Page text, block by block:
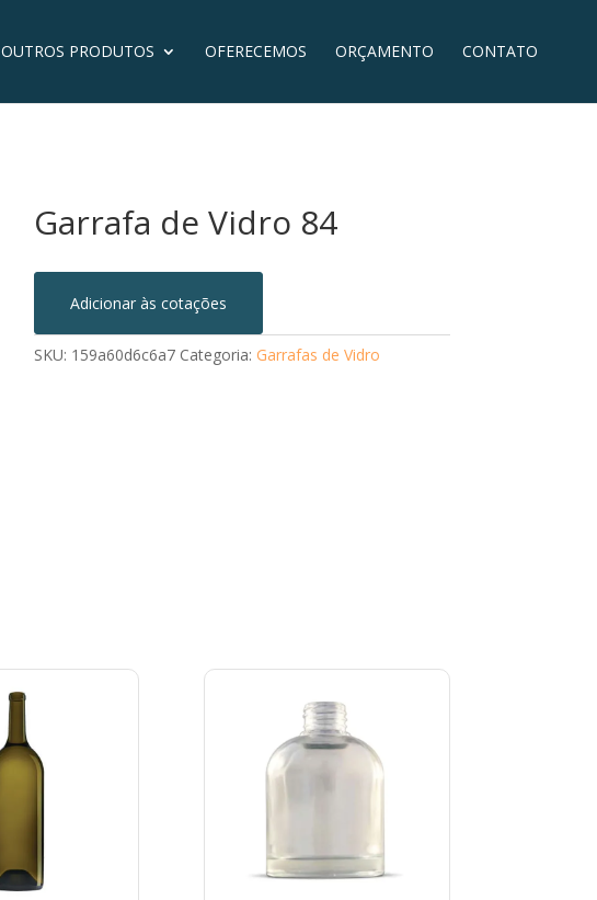
OUTROS PRODUTOS OFERECEMOS ORÇAMENTO CONTATO
Garrafa de Vidro 84
Adicionar às cotações
SKU: 159a60d6c6a7 Categoria: Garrafas de Vidro